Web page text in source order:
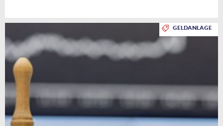
GELDANLAGE